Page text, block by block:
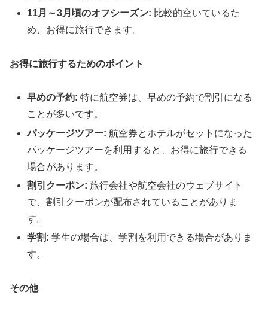
11月～3月頃のオフシーズン: 比較的空いているた
め、お得に旅行できます。
お得に旅行するためのポイント
早めの予約: 特に航空券は、早めの予約で割引になる
ことが多いです。
パッケージツアー: 航空券とホテルがセットになった
パッケージツアーを利用すると、お得に旅行できる
場合があります。
割引クーポン: 旅行会社や航空会社のウェブサイト
で、割引クーポンが配布されていることがありま
す。
学割: 学生の場合は、学割を利用できる場合がありま
す。
その他